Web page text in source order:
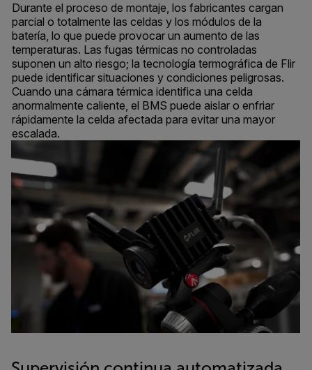
Durante el proceso de montaje, los fabricantes cargan
parcial o totalmente las celdas y los módulos de la
batería, lo que puede provocar un aumento de las
temperaturas. Las fugas térmicas no controladas
suponen un alto riesgo; la tecnología termográfica de Flir
puede identificar situaciones y condiciones peligrosas.
Cuando una cámara térmica identifica una celda
anormalmente caliente, el BMS puede aislar o enfriar
rápidamente la celda afectada para evitar una mayor
escalada.